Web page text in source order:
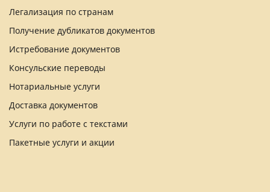
Легализация по странам
Получение дубликатов документов
Истребование документов
Консульские переводы
Нотариальные услуги
Доставка документов
Услуги по работе с текстами
Пакетные услуги и акции